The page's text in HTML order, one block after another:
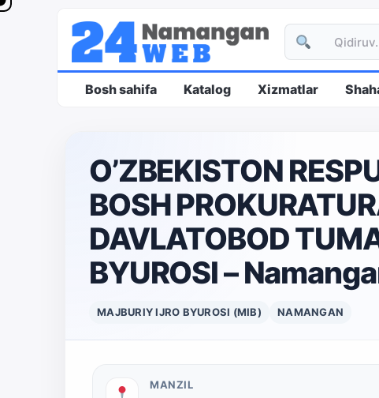
Bosh sahifa Katalog Xizmatlar
O’ZBEKISTON
BOSH
DAVLATOBOD
BYUROSI –
MAJBURIY IJRO BYUROSI (MIB) NAMANGAN
MANZIL